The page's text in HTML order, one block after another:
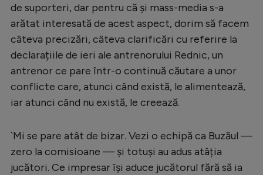
de suporteri, dar pentru că și mass-media s-a
arătat interesată de acest aspect, dorim să facem
câteva precizări, câteva clarificări cu referire la
declarațiile de ieri ale antrenorului Rednic, un
antrenor ce pare într-o continuă căutare a unor
conflicte care, atunci când există, le alimentează,
iar atunci când nu există, le creează.
`Mi se pare atât de bizar. Vezi o echipă ca Buzăul —
zero la comisioane — și totuși au adus atâția
jucători. Ce impresar își aduce jucătorul fără să ia